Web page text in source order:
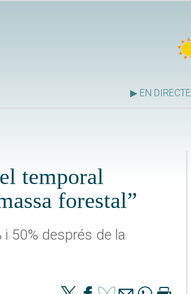
▶ EN DIRECTE
temporal
forestal”
50% després de la